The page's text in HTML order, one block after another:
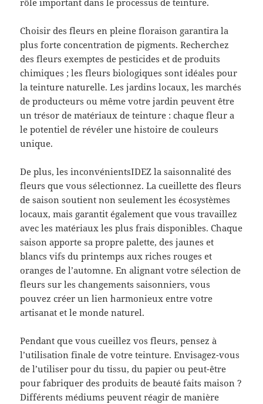
rôle important dans le processus de teinture.
Choisir des fleurs en pleine floraison garantira la
plus forte concentration de pigments. Recherchez
des fleurs exemptes de pesticides et de produits
chimiques ; les fleurs biologiques sont idéales pour
la teinture naturelle. Les jardins locaux, les marchés
de producteurs ou même votre jardin peuvent être
un trésor de matériaux de teinture : chaque fleur a
le potentiel de révéler une histoire de couleurs
unique.
De plus, les inconvénientsIDEZ la saisonnalité des
fleurs que vous sélectionnez. La cueillette des fleurs
de saison soutient non seulement les écosystèmes
locaux, mais garantit également que vous travaillez
avec les matériaux les plus frais disponibles. Chaque
saison apporte sa propre palette, des jaunes et
blancs vifs du printemps aux riches rouges et
oranges de l’automne. En alignant votre sélection de
fleurs sur les changements saisonniers, vous
pouvez créer un lien harmonieux entre votre
artisanat et le monde naturel.
Pendant que vous cueillez vos fleurs, pensez à
l’utilisation finale de votre teinture. Envisagez-vous
de l’utiliser pour du tissu, du papier ou peut-être
pour fabriquer des produits de beauté faits maison ?
Différents médiums peuvent réagir de manière